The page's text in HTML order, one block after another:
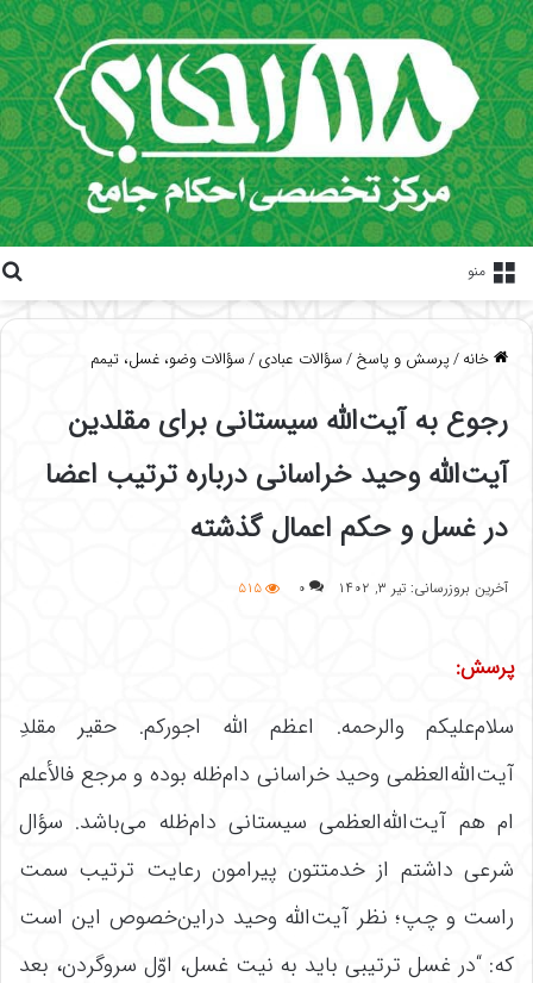
منو
خانه/پرسش و پاسخ/سؤالات عبادی/سؤالات وضو، غسل، تیمم
رجوع به آیت‌الله سیستانی برای مقلدین
آیت‌الله وحید خراسانی درباره ترتیب اعضا
در غسل و حکم اعمال گذشته
آخرین بروزرسانی: تیر ۳, ۱۴۰۲ ۰ ۵۱۵
پرسش:
سلام‌علیکم والرحمه. اعظم الله اجورکم. حقیر مقلدِ
آیت‌الله‌العظمی وحید خراسانی دام‌ظله بوده و مرجع فالأعلم
ام هم آیت‌الله‌العظمی سیستانی دام‌ظله می‌باشد. سؤال
شرعی داشتم از خدمتتون پیرامون رعایت ترتیب سمت
راست و چپ؛ نظر آیت‌الله وحید دراین‌خصوص این است
که: “در غسل ترتیبی باید به نیت غسل، اوّل سروگردن، بعد